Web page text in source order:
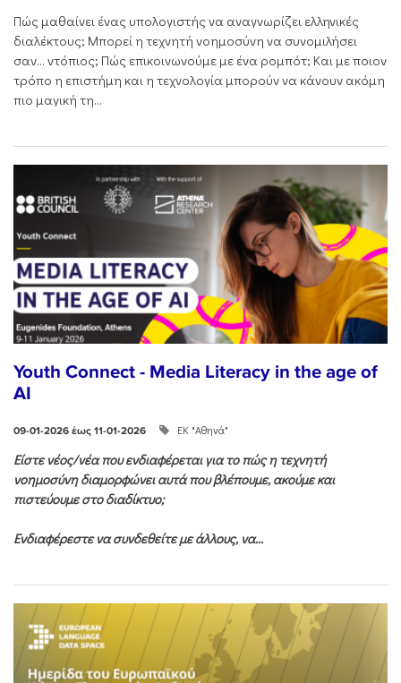
Πώς μαθαίνει ένας υπολογιστής να αναγνωρίζει ελληνικές
διαλέκτους; Μπορεί η τεχνητή νοημοσύνη να συνομιλήσει
σαν… ντόπιος; Πώς επικοινωνούμε με ένα ρομπότ; Και με ποιον
τρόπο η επιστήμη και η τεχνολογία μπορούν να κάνουν ακόμη
πιο μαγική τη...
Youth Connect - Media Literacy in the age of
AI
09-01-2026 έως 11-01-2026 ΕΚ "Αθηνά"
Είστε νέος/νέα που ενδιαφέρεται για το πώς η τεχνητή
νοημοσύνη διαμορφώνει αυτά που βλέπουμε, ακούμε και
πιστεύουμε στο διαδίκτυο;
Ενδιαφέρεστε να συνδεθείτε με άλλους, να...